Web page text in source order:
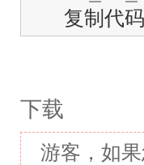
复制代码
下载
游客，如